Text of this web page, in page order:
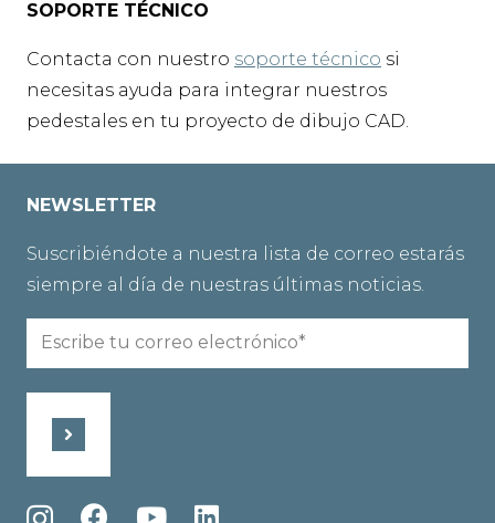
SOPORTE TÉCNICO
Contacta con nuestro soporte técnico si
necesitas ayuda para integrar nuestros
pedestales en tu proyecto de dibujo CAD.
NEWSLETTER
Suscribiéndote a nuestra lista de correo estarás
siempre al día de nuestras últimas noticias.
Email